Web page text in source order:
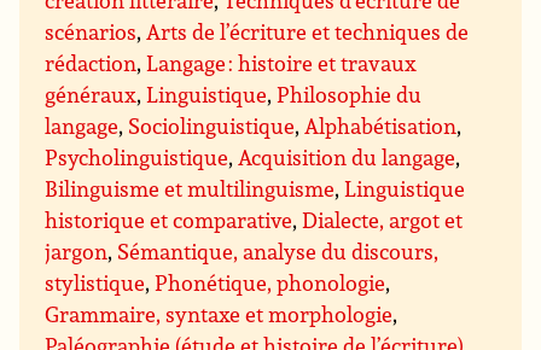
scénarios,Arts de l’écriture et techniques de
rédaction,Langage : histoire et travaux
généraux,Linguistique,Philosophie du
langage, Sociolinguistique,Alphabétisation,
Psycholinguistique,Acquisition du langage,
Bilinguisme et multilinguisme,Linguistique
historique et comparative,Dialecte, argot et
jargon, Sémantique, analyse du discours,
stylistique,Phonétique, phonologie,
Grammaire, syntaxe et morphologie,